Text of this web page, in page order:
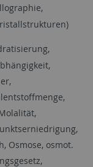
Osmose, osmot.